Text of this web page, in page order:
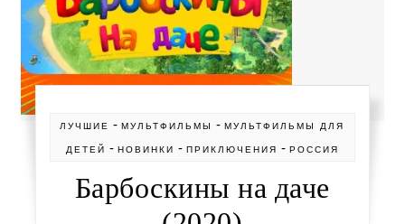
ЛУЧШИЕ -МУЛЬТФИЛЬМЫ -МУЛЬТФИЛЬМЫ ДЛЯ
ДЕТЕЙ - НОВИНКИ - ПРИКЛЮЧЕНИЯ - РОССИЯ
Барбоскины на даче